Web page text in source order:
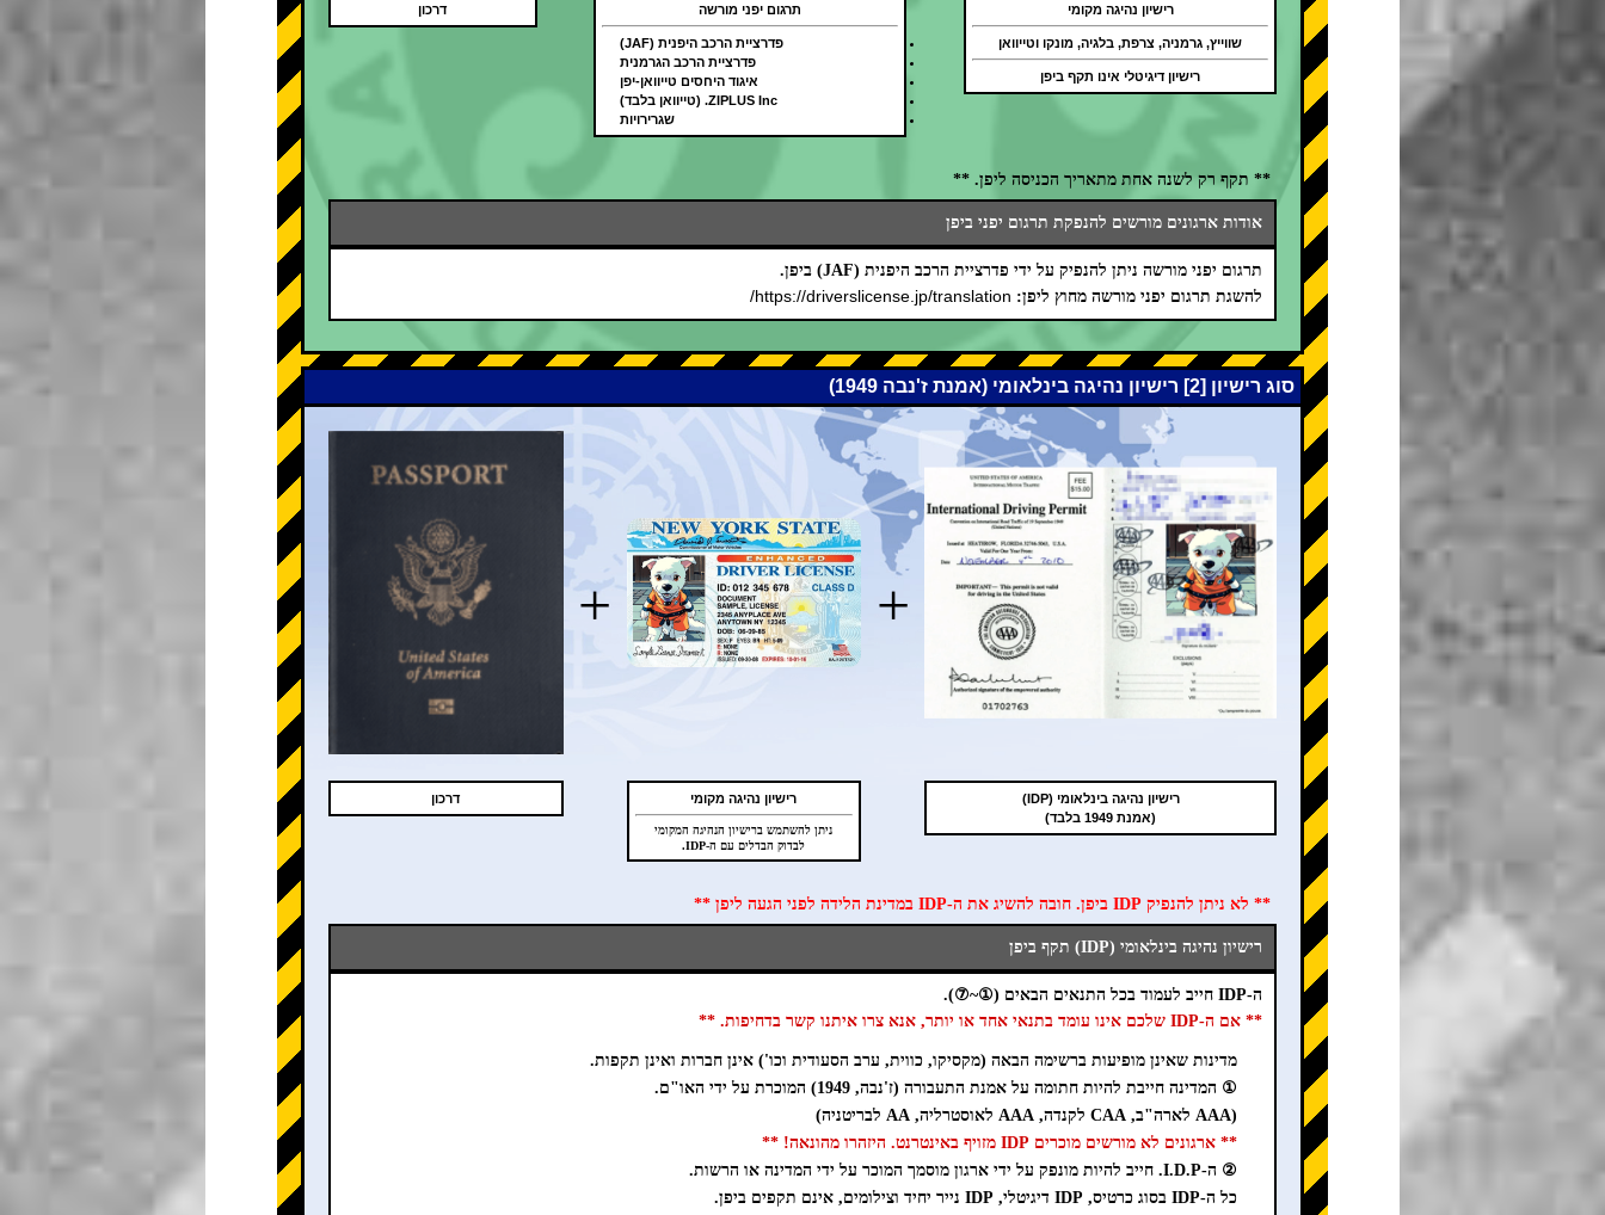
רישיון נהיגה מקומי
שווייץ, גרמניה, צרפת, בלגיה, מונקו וטייוואן
רישיון דיגיטלי אינו תקף ביפן
תרגום יפני מורשה
פדרציית הרכב היפנית (JAF)
פדרציית הרכב הגרמנית
איגוד היחסים טייוואן-יפן
ZIPLUS Inc. (טייוואן בלבד)
שגרירויות
דרכון
** תקף רק לשנה אחת מתאריך הכניסה ליפן. **
אודות ארגונים מורשים להנפקת תרגום יפני ביפן
תרגום יפני מורשה ניתן להנפיק על ידי פדרציית הרכב היפנית (JAF) ביפן.
להשגת תרגום יפני מורשה מחוץ ליפן: https://driverslicense.jp/translation/
סוג רישיון [2] רישיון נהיגה בינלאומי (אמנת ז'נבה 1949)
+
+
רישיון נהיגה בינלאומי (IDP)
(אמנת 1949 בלבד)
רישיון נהיגה מקומי
ניתן להשתמש ברישיון הנהיגה המקומי
לבדוק הבדלים עם ה-IDP.
דרכון
** לא ניתן להנפיק IDP ביפן. חובה להשיג את ה-IDP במדינת הלידה לפני הגעה ליפן **
רישיון נהיגה בינלאומי (IDP) תקף ביפן
ה-IDP חייב לעמוד בכל התנאים הבאים (①~⑦).
** אם ה-IDP שלכם אינו עומד בתנאי אחד או יותר, אנא צרו איתנו קשר בדחיפות. **
מדינות שאינן מופיעות ברשימה הבאה (מקסיקו, כווית, ערב הסעודית וכו') אינן חברות ואינן תקפות.
① המדינה חייבת להיות חתומה על אמנת התעבורה (ז'נבה, 1949) המוכרת על ידי האו"ם.
(AAA לארה"ב, CAA לקנדה, AAA לאוסטרליה, AA לבריטניה)
** ארגונים לא מורשים מוכרים IDP מזויף באינטרנט. היזהרו מהונאה! **
② ה-I.D.P. חייב להיות מונפק על ידי ארגון מוסמך המוכר על ידי המדינה או הרשות.
כל ה-IDP בסוג כרטיס, IDP דיגיטלי, IDP נייר יחיד וצילומים, אינם תקפים ביפן.